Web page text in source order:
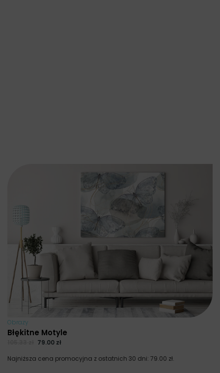
Obrazy
Błękitne Motyle
79.00 zł
Najniższa cena promocyjna z ostatnich 30 dni: 79.00 zł.